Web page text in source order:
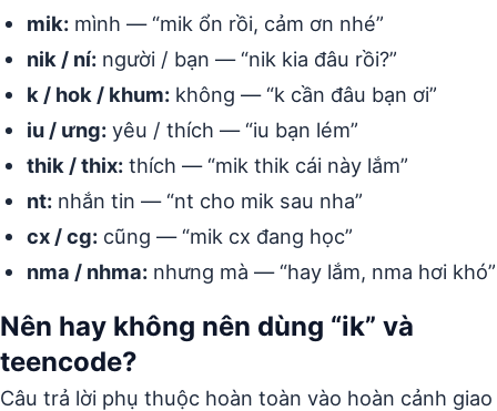
mik: mình — “mik ổn rồi, cảm ơn nhé”
nik / ní: người / bạn — “nik kia đâu rồi?”
k / hok / khum: không — “k cần đâu bạn ơi”
iu / ưng: yêu / thích — “iu bạn lém”
thik / thix: thích — “mik thik cái này lắm”
nt: nhắn tin — “nt cho mik sau nha”
cx / cg: cũng — “mik cx đang học”
nma / nhma: nhưng mà — “hay lắm, nma hơi khó”
Nên hay không nên dùng “ik” và
teencode?
Câu trả lời phụ thuộc hoàn toàn vào hoàn cảnh giao